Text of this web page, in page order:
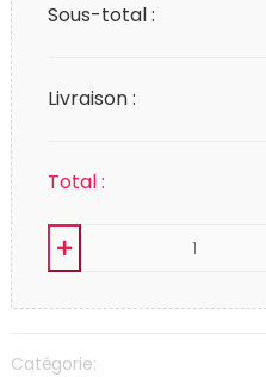
Sous-total :
Livraison :
Total :
Catégorie: